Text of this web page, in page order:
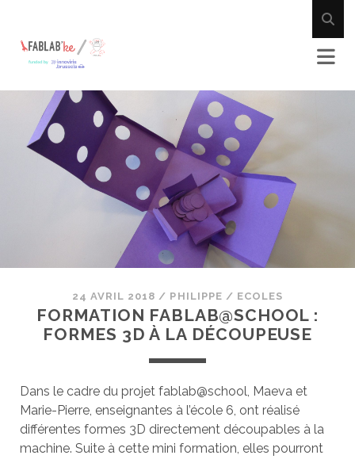
24 AVRIL 2018 / PHILIPPE / ECOLES
FORMATION FABLAB@SCHOOL :
FORMES 3D À LA DÉCOUPEUSE
Dans le cadre du projet fablab@school, Maeva et
Marie-Pierre, enseignantes à l’école 6, ont réalisé
différentes formes 3D directement découpables à la
machine. Suite à cette mini formation, elles pourront